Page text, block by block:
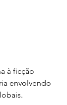
à ficção
envolvendo